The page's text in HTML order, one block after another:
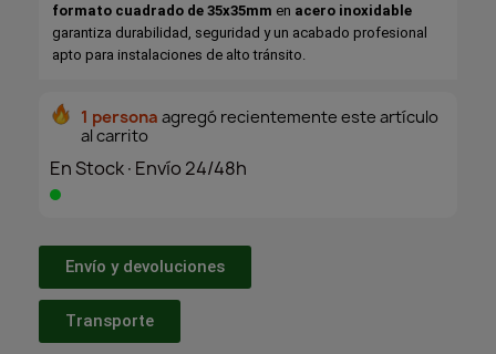
formato cuadrado de 35x35mm en acero inoxidable
garantiza durabilidad, seguridad y un acabado profesional
apto para instalaciones de alto tránsito.
1 persona agregó recientemente este artículo
al carrito
En Stock·Envío 24/48h
Envío y devoluciones
Transporte